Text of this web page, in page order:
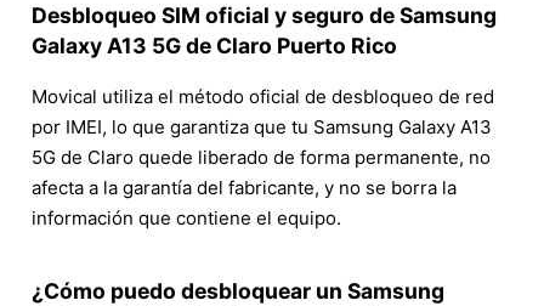
Desbloqueo SIM oficial y seguro de Samsung
Galaxy A13 5G de Claro Puerto Rico
Movical utiliza el método oficial de desbloqueo de red
por IMEI, lo que garantiza que tu Samsung Galaxy A13
5G de Claro quede liberado de forma permanente, no
afecta a la garantía del fabricante, y no se borra la
información que contiene el equipo.
¿Cómo puedo desbloquear un Samsung